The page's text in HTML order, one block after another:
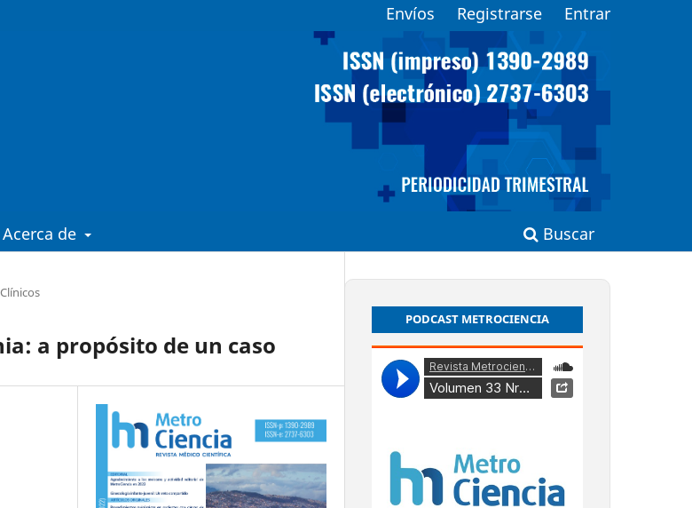
Acerca de Buscar
Envíos Registrarse Entrar
a propósito de un caso
PODCAST METROCIENCIA